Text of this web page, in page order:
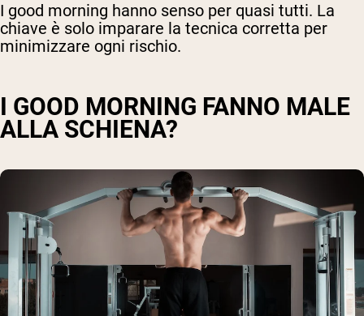
I good morning hanno senso per quasi tutti. La
chiave è solo imparare la tecnica corretta per
minimizzare ogni rischio.
I GOOD MORNING FANNO MALE
ALLA SCHIENA?